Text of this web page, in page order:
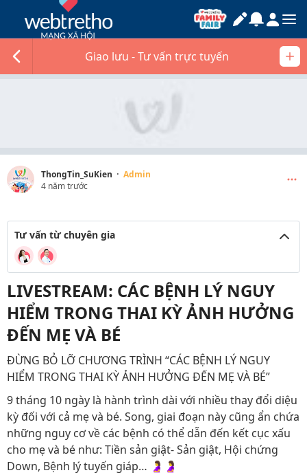
Giao lưu - Tư vấn trực tuyến
ThongTin_SuKien · Admin
4 năm trước
Tư vấn từ chuyên gia
LIVESTREAM: CÁC BỆNH LÝ NGUY
HIỂM TRONG THAI KỲ ẢNH HƯỞNG
ĐẾN MẸ VÀ BÉ
ĐỪNG BỎ LỠ CHƯƠNG TRÌNH “CÁC BỆNH LÝ NGUY
HIỂM TRONG THAI KỲ ẢNH HƯỞNG ĐẾN MẸ VÀ BÉ”
9 tháng 10 ngày là hành trình dài với nhiều thay đổi diệu
kỳ đối với cả mẹ và bé. Song, giai đoạn này cũng ẩn chứa
những nguy cơ về các bệnh có thể dẫn đến kết cục xấu
cho mẹ và bé như: Tiền sản giật- Sản giật, Hội chứng
Down, Bệnh lý tuyến giáp… 🤰🤰